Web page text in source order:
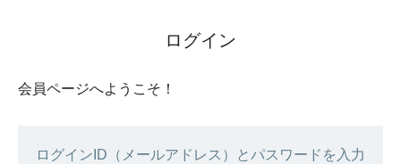
ログイン
会員ページへようこそ！
ログインID（メールアドレス）とパスワードを入力